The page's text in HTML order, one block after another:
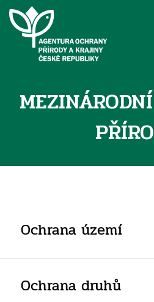
Ochrana území
Ochrana druhů